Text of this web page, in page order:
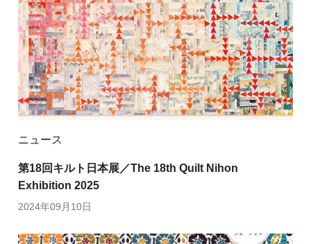
ニュース
第18回キルト日本展／The 18th Quilt Nihon
Exhibition 2025
2024年09月10日